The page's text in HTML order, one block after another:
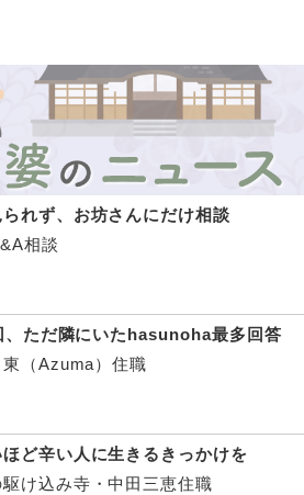
れず、お坊さんにだけ相談
相談
、ただ隣にいたhasunoha最多回答
（Azuma）住職
ど辛い人に生きるきっかけを
け込み寺・中田三恵住職